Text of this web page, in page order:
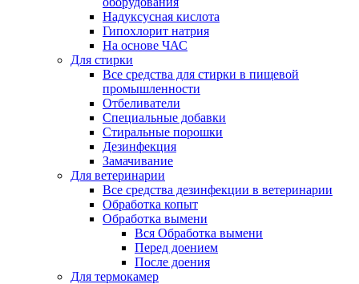
Надуксусная кислота
Гипохлорит натрия
На основе ЧАС
Для стирки
Все средства для стирки в пищевой
промышленности
Отбеливатели
Специальные добавки
Стиральные порошки
Дезинфекция
Замачивание
Для ветеринарии
Все средства дезинфекции в ветеринарии
Обработка копыт
Обработка вымени
Вся Обработка вымени
Перед доением
После доения
Для термокамер